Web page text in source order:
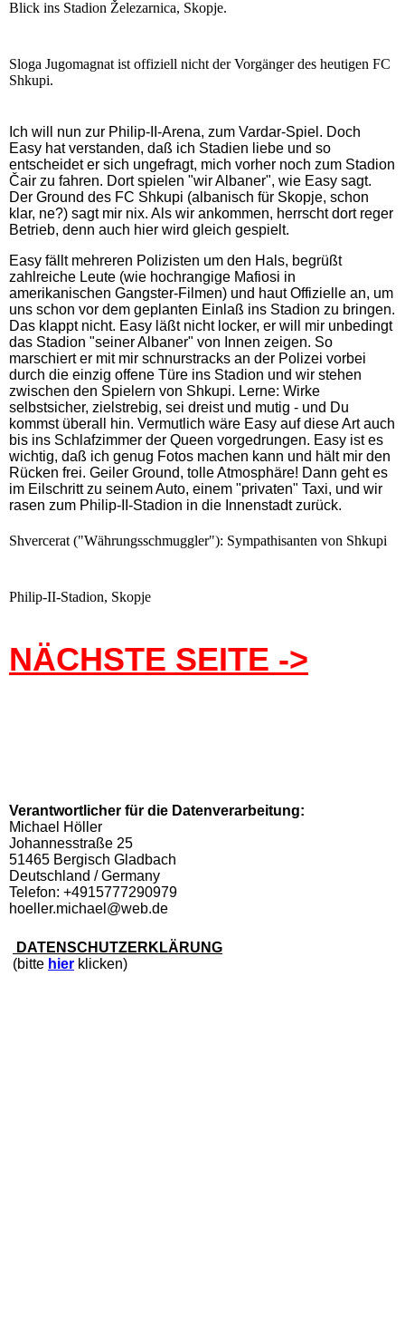
Blick ins Stadion Železarnica, Skopje.
Sloga Jugomagnat ist offiziell nicht der Vorgänger des heutigen FC
Shkupi.
Ich will nun zur Philip-II-Arena, zum Vardar-Spiel. Doch
Easy hat verstanden, daß ich Stadien liebe und so
entscheidet er sich ungefragt, mich vorher noch zum Stadion
Čair zu fahren. Dort spielen "wir Albaner", wie Easy sagt.
Der Ground des FC Shkupi (albanisch für Skopje, schon
klar, ne?) sagt mir nix. Als wir ankommen, herrscht dort reger
Betrieb, denn auch hier wird gleich gespielt.
Easy fällt mehreren Polizisten um den Hals, begrüßt
zahlreiche Leute (wie hochrangige Mafiosi in
amerikanischen Gangster-Filmen) und haut Offizielle an, um
uns schon vor dem geplanten Einlaß ins Stadion zu bringen.
Das klappt nicht. Easy läßt nicht locker, er will mir unbedingt
das Stadion "seiner Albaner" von Innen zeigen. So
marschiert er mit mir schnurstracks an der Polizei vorbei
durch die einzig offene Türe ins Stadion und wir stehen
zwischen den Spielern von Shkupi. Lerne: Wirke
selbstsicher, zielstrebig, sei dreist und mutig - und Du
kommst überall hin. Vermutlich wäre Easy auf diese Art auch
bis ins Schlafzimmer der Queen vorgedrungen. Easy ist es
wichtig, daß ich genug Fotos machen kann und hält mir den
Rücken frei. Geiler Ground, tolle Atmosphäre! Dann geht es
im Eilschritt zu seinem Auto, einem "privaten" Taxi, und wir
rasen zum Philip-II-Stadion in die Innenstadt zurück.
Shvercerat ("Währungsschmuggler"): Sympathisanten von Shkupi
Philip-II-Stadion, Skopje
NÄCHSTE SEITE ->
Verantwortlicher für die Datenverarbeitung:
Michael Höller
Johannesstraße 25
51465 Bergisch Gladbach
Deutschland / Germany
Telefon: +4915777290979
hoeller.michael@web.de
DATENSCHUTZERKLÄRUNG
(bitte hier klicken)